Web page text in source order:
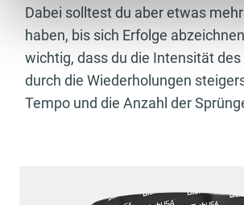
Dabei solltest du aber etwas
haben, bis sich Erfolge
wichtig, dass du die Intensität
durch die Wiederholungen
Tempo und die Anzahl der